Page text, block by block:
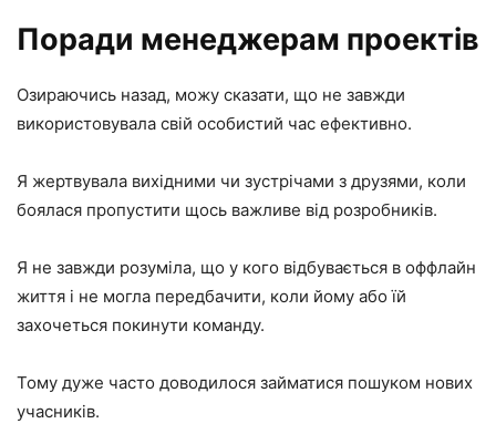
Поради менеджерам проектів
Озираючись назад, можу сказати, що не завжди
використовувала свій особистий час ефективно.
Я жертвувала вихідними чи зустрічами з друзями, коли
боялася пропустити щось важливе від розробників.
Я не завжди розуміла, що у кого відбувається в оффлайн
життя і не могла передбачити, коли йому або їй
захочеться покинути команду.
Тому дуже часто доводилося займатися пошуком нових
учасників.